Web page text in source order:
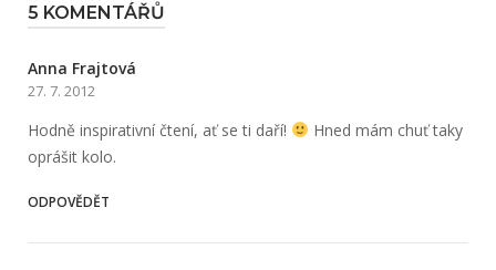
5 KOMENTÁŘŮ
Anna Frajtová
27. 7. 2012
Hodně inspirativní čtení, ať se ti daří!
Hned mám chuť taky
oprášit kolo.
ODPOVĚDĚT